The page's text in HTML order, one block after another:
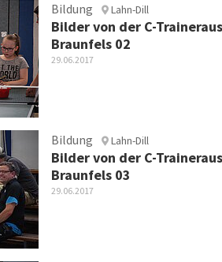
Bildung Lahn-Dill
Bilder von der C-
Braunfels 02
29.06.2017
Bildung Lahn-Dill
Bilder von der C-
Braunfels 03
29.06.2017